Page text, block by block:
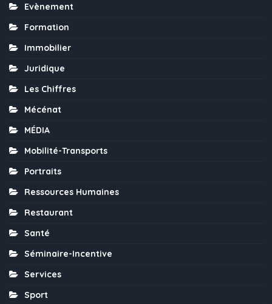
Evènement
Formation
Immobilier
Juridique
Les Chiffres
Mécénat
MÉDIA
Mobilité-Transports
Portraits
Ressources Humaines
Restaurant
Santé
Séminaire-Incentive
Services
Sport